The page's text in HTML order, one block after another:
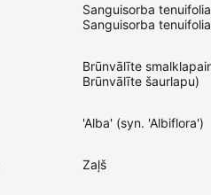
Sanguisorba
Sanguisorba
Brūnvālīte
Brūnvālīte šaurlapu)
'Alba' (syn. 'Albiflora')
Zaļš